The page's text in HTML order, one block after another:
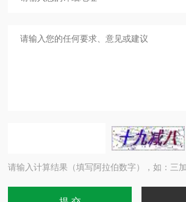
请输入计算结果（填写阿拉伯数字），如：三